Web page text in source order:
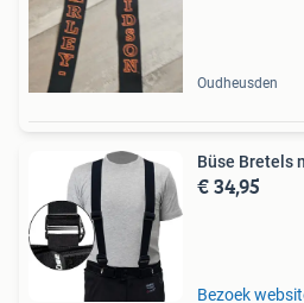
Oudheusden
Büse Bretels
€ 34,95
Bezoek